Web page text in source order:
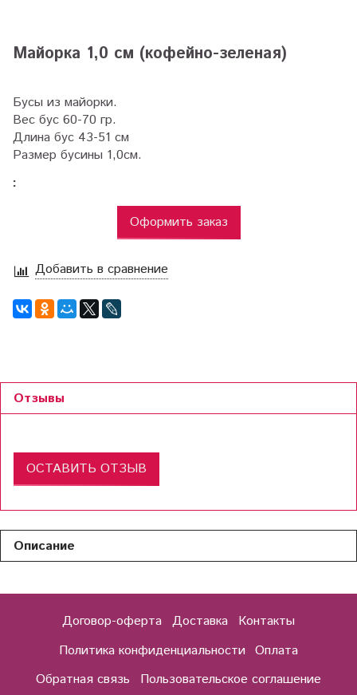
Майорка 1,0 см (кофейно-зеленая)
Бусы из майорки.
Вес бус 60-70 гр.
Длина бус 43-51 см
Размер бусины 1,0см.
:
Оформить заказ
Добавить в сравнение
Отзывы
ОСТАВИТЬ ОТЗЫВ
Описание
Договор-оферта Доставка
Контакты
Политика конфиденциальности Оплата
Обратная связь
Пользовательское соглашение